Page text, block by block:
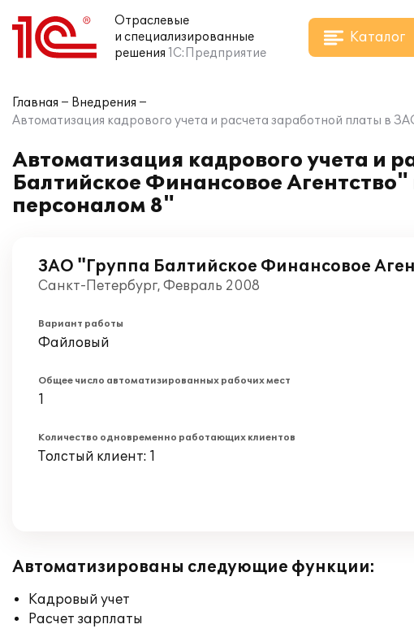
Отраслевые
и специализированные
решения 1С:Предприятие
Каталог
Главная
Внедрения
Автоматизация кадрового учета и расчета заработной платы в
Автоматизация кадрового учета и
Балтийское Финансовое
персоналом 8"
ЗАО "Группа Балтийское Финансовое
Санкт-Петербург, Февраль 2008
Вариант работы
Файловый
Общее число автоматизированных рабочих мест
1
Количество одновременно работающих клиентов
Толстый клиент: 1
Автоматизированы следующие функции:
Кадровый учет
Расчет зарплаты